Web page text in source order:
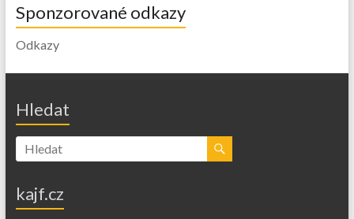
Sponzorované odkazy
Odkazy
Hledat
kajf.cz